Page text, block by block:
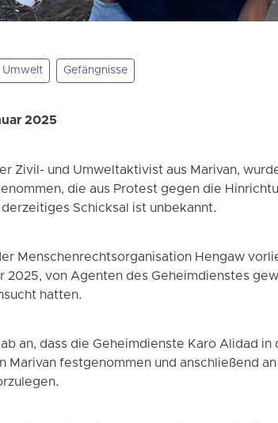
Umwelt Gefängnisse
2025
Zivil- und Umweltaktivist aus Marivan,
die aus Protest gegen die
Schicksal ist unbekannt.
Menschenrechtsorganisation Hengaw
2025, von Agenten des Geheimdienstes
hatten.
an, dass die Geheimdienste Karo Alidad
​​Marivan festgenommen und anschließend